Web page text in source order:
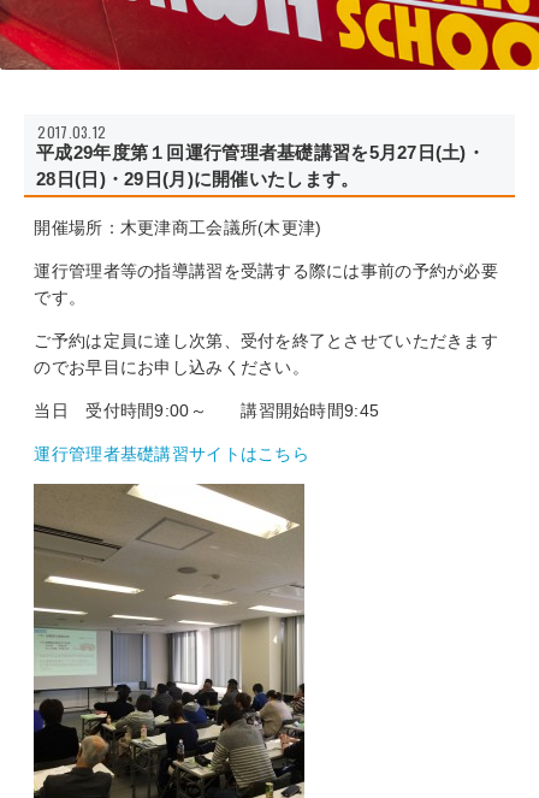
2017.03.12
平成29年度第１回運行管理者基礎講習を5月27日(土)・
28日(日)・29日(月)に開催いたします。
開催場所：木更津商工会議所(木更津)
運行管理者等の指導講習を受講する際には事前の予約が必要
です。
ご予約は定員に達し次第、受付を終了とさせていただきます
のでお早目にお申し込みください。
当日 受付時間9:00～ 講習開始時間9:45
運行管理者基礎講習サイトはこちら